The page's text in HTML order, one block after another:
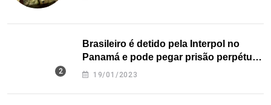
Brasileiro é detido pela Interpol no
Panamá e pode pegar prisão perpétua
nos EUA
19/01/2023